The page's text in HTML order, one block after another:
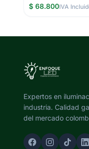
$ 68.800IVA
Expertos en
industria. Calidad
del mercado